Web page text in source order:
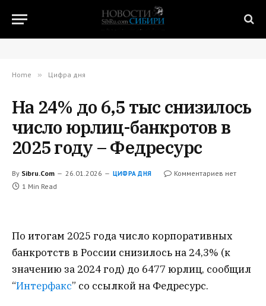
Home » Цифра дня
На 24% до 6,5 тыс снизилось
число юрлиц-банкротов в
2025 году – Федресурс
By Sibru.Com 26.01.2026 ЦИФРА ДНЯ
Комментариев нет
1 Min Read
По итогам 2025 года число корпоративных
банкротств в России снизилось на 24,3% (к
значению за 2024 год) до 6477 юрлиц, сообщил
“Интерфакс” со ссылкой на Федресурс.